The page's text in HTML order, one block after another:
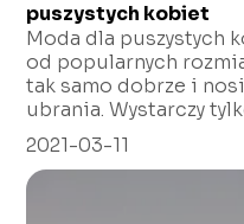
puszystych kobiet
Moda dla puszystych
od popularnych
tak samo dobrze i
ubrania. Wystarczy
2021-03-11